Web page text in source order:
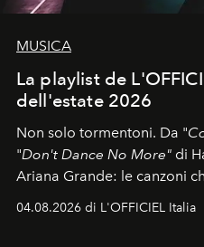
MUSICA
La playlist de
dell'estate 2026
Non solo tormentoni. Da "
"Don't Dance No More" di
Ariana Grande: le canzoni
colonna sonora della
04.08.2026 di L'OFFICIEL Italia